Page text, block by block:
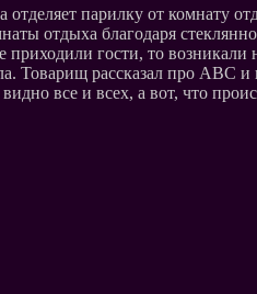
отделяет парилку от комнату
отдыха благодаря
гости, то
Товарищ рассказал про АВС
все и всех, а вот, что